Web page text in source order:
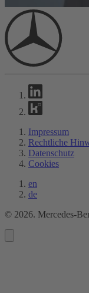
Impressum
Rechtliche
Datenschutz
Cookies
en
de
© 2026. Mercedes-